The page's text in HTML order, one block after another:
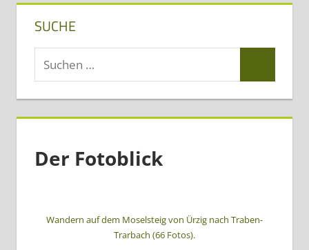
SUCHE
Suchen
nach:
Der Fotoblick
Wandern auf dem Moselsteig von Ürzig nach Traben-
Trarbach (66 Fotos).